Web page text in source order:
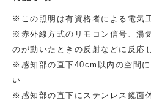
※この照明は有資格者による電気
※赤外線方式のリモコン信号、湯
のが動いたときの反射などに反応
※感知部の直下40cm以内の空間
い
※感知部の直下にステンレス鏡面